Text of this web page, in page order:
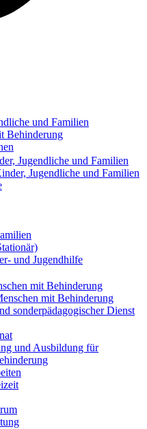
und Familien
Behinderung
Jugendliche und Familien
Jugendliche und Familien
und Jugendhilfe
mit Behinderung
mit Behinderung
sonderpädagogischer Dienst
und Ausbildung für